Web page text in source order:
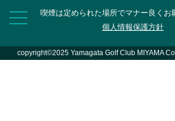
喫煙は定められた場所でマナー良くお
個人情報保護方針
copyright©2025 Yamagata Golf Club MIYAMA